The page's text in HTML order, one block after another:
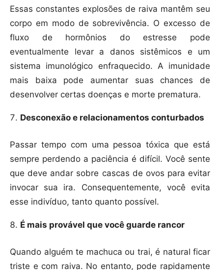
Essas constantes explosões de raiva mantêm seu
corpo em modo de sobrevivência. O excesso de
fluxo de hormônios do estresse pode
eventualmente levar a danos sistêmicos e um
sistema imunológico enfraquecido. A imunidade
mais baixa pode aumentar suas chances de
desenvolver certas doenças e morte prematura.
Desconexão e relacionamentos conturbados
Passar tempo com uma pessoa tóxica que está
sempre perdendo a paciência é difícil. Você sente
que deve andar sobre cascas de ovos para evitar
invocar sua ira. Consequentemente, você evita
esse indivíduo, tanto quanto possível.
É mais provável que você guarde rancor
Quando alguém te machuca ou trai, é natural ficar
triste e com raiva. No entanto, pode rapidamente